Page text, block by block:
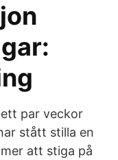
par veckor
stått stilla en
att stiga på